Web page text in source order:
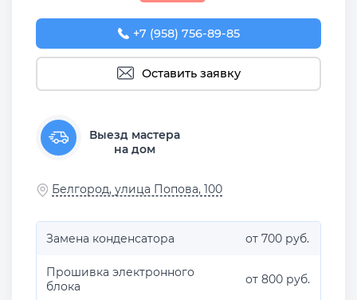
+7 (958) 756-89-85
Оставить заявку
Выезд мастера
на дом
Белгород, улица Попова, 100
Замена конденсатора от 700 руб.
Прошивка электронного
блока
от 800 руб.